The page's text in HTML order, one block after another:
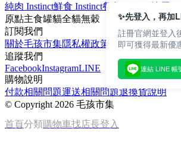
純肉 Instinct鮮食 Instinct餐包 Instinct
原點主食罐貓全貓無穀
訂閱我們
關於毛孩市集隱私權政策
文章
追蹤我們
FacebookInstagramLINE
購物說明
付款相關問題運送相關問題退換貨說明
© Copyright 2026 毛孩市集
首頁分類購物車找店長登入
✨先登入，再加
註冊官網並登入
即可獲得最新優
連結 LINE 帳